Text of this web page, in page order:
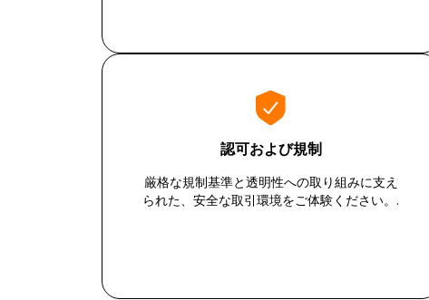
認可および規制
厳格な規制基準と透明性への取り組みに支え
られた、安全な取引環境をご体験ください。.